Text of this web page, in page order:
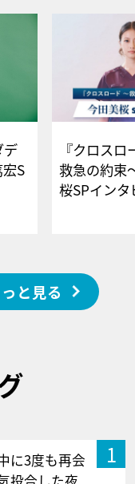
デ
S
『クロス
救急の約束
桜SPイ
と見る
1
に3度も再会